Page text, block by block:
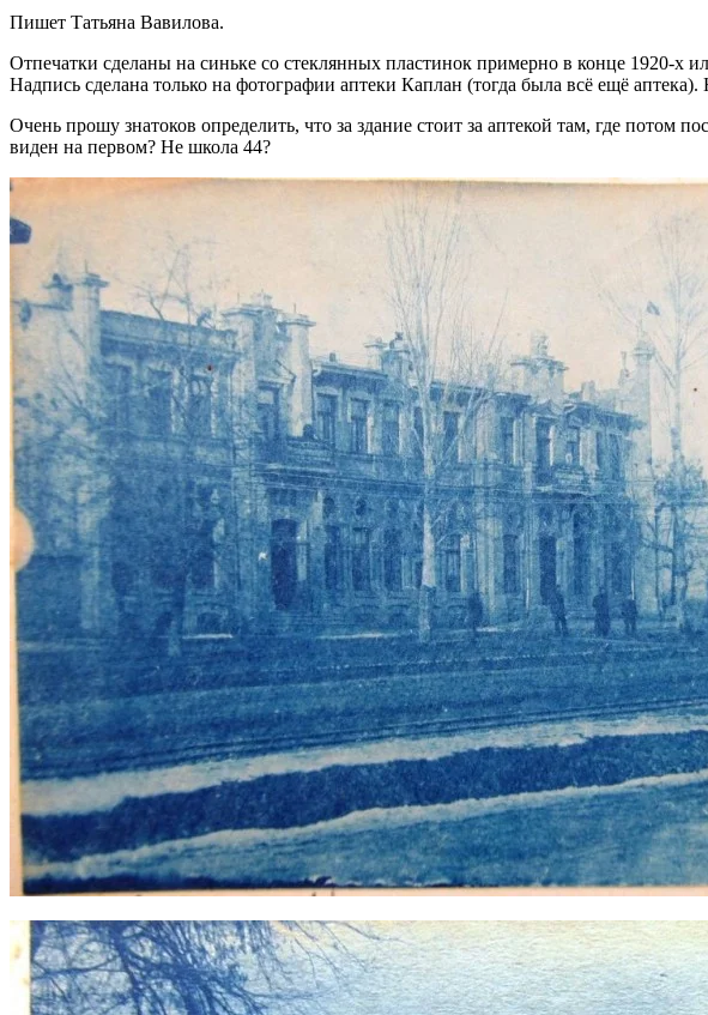
Пишет Татьяна Вавилова.
Отпечатки сделаны на синьке со стеклянных пластинок примерно в конце 1920-х
Надпись сделана только на фотографии аптеки Каплан (тогда была всё ещё
Очень прошу знатоков определить, что за здание стоит за аптекой там, где
виден на первом? Не школа 44?